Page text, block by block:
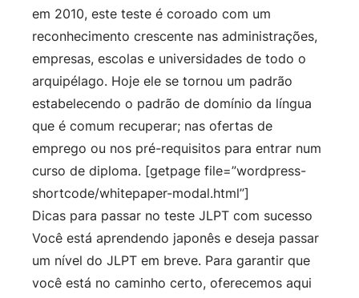
em 2010, este teste é coroado com um
reconhecimento crescente nas administrações,
empresas, escolas e universidades de todo o
arquipélago. Hoje ele se tornou um padrão
estabelecendo o padrão de domínio da língua
que é comum recuperar; nas ofertas de
emprego ou nos pré-requisitos para entrar num
curso de diploma. [getpage file=”wordpress-
shortcode/whitepaper-modal.html”]
Dicas para passar no teste JLPT com sucesso
Você está aprendendo japonês e deseja passar
um nível do JLPT em breve. Para garantir que
você está no caminho certo, oferecemos aqui